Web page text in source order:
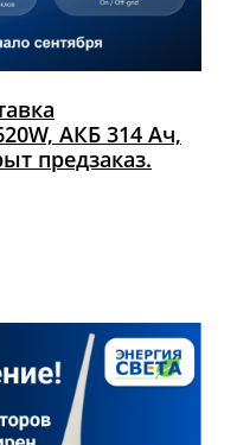
АКБ 314 Ач,
предзаказ.